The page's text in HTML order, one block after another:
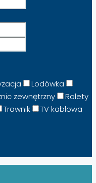
Lodówka
zewnętrzny
Rolety
Trawnik
TV kablowa